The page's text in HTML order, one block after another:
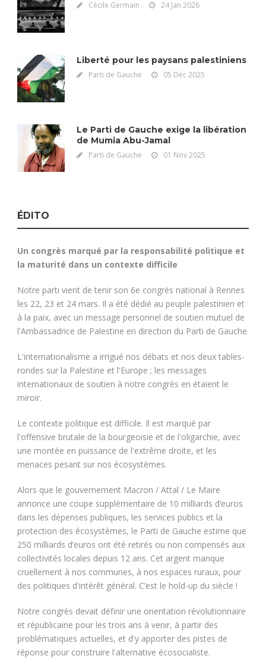
Cécile Germain 24 Jan 2026
Liberté pour les paysans palestiniens
Parti de Gauche 05 Déc 2025
Le Parti de Gauche exige la libération
de Mumia Abu-Jamal
Parti de Gauche 01 Nov 2025
ÉDITO
Un congrès marqué par la responsabilité politique et
la maturité dans un contexte difficile
Notre parti vient de tenir son 6e congrès national à Rennes
les 22, 23 et 24 mars. Il a été dédié au peuple palestinien et
à la paix, avec un message personnel de soutien mutuel de
l'Ambassadrice de Palestine en direction du Parti de Gauche.
L'internationalisme a irrigué nos débats et nos deux tables-
rondes sur la Palestine et l'Europe ; les messages
internationaux de soutien à notre congrès en étaient le
miroir.
Le contexte politique est difficile. Il est marqué par
l'offensive brutale de la bourgeoisie et de l'oligarchie, avec
une montée en puissance de l'extrême droite, et les
menaces pesant sur nos écosystèmes.
Alors que le gouvernement Macron / Attal / Le Maire
annonce une coupe supplémentaire de 10 milliards d’euros
dans les dépenses publiques, les services publics et la
protection des écosystèmes, le Parti de Gauche estime que
250 milliards d’euros ont été retirés ou non compensés aux
collectivités locales depuis 12 ans. Cet argent manque
cruellement à nos communes, à nos espaces ruraux, pour
des politiques d'intérêt général. C’est le hold-up du siècle !
Notre congrès devait définir une orientation révolutionnaire
et républicaine pour les trois ans à venir, à partir des
problématiques actuelles, et d'y apporter des pistes de
réponse pour construire l'alternative écosocialiste.